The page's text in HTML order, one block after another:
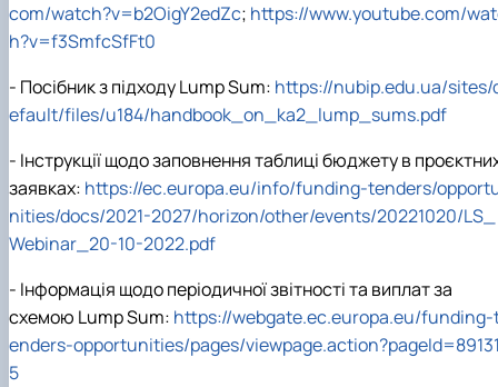
com/watch?v=b2OigY2edZc; https://www.youtube.com/
h?v=f3SmfcSfFt0
- Посібник з підходу Lump Sum: https://nubip.edu.ua/sites/
efault/files/u184/handbook_on_ka2_lump_sums.pdf
- Інструкції щодо заповнення таблиці бюджету в
заявках: https://ec.europa.eu/info/funding-tenders/
nities/docs/2021-2027/horizon/other/events/20221020/LS_
Webinar_20-10-2022.pdf
- Інформація щодо періодичної звітності та виплат за
схемою Lump Sum: https://webgate.ec.europa.eu/
enders-opportunities/pages/
5